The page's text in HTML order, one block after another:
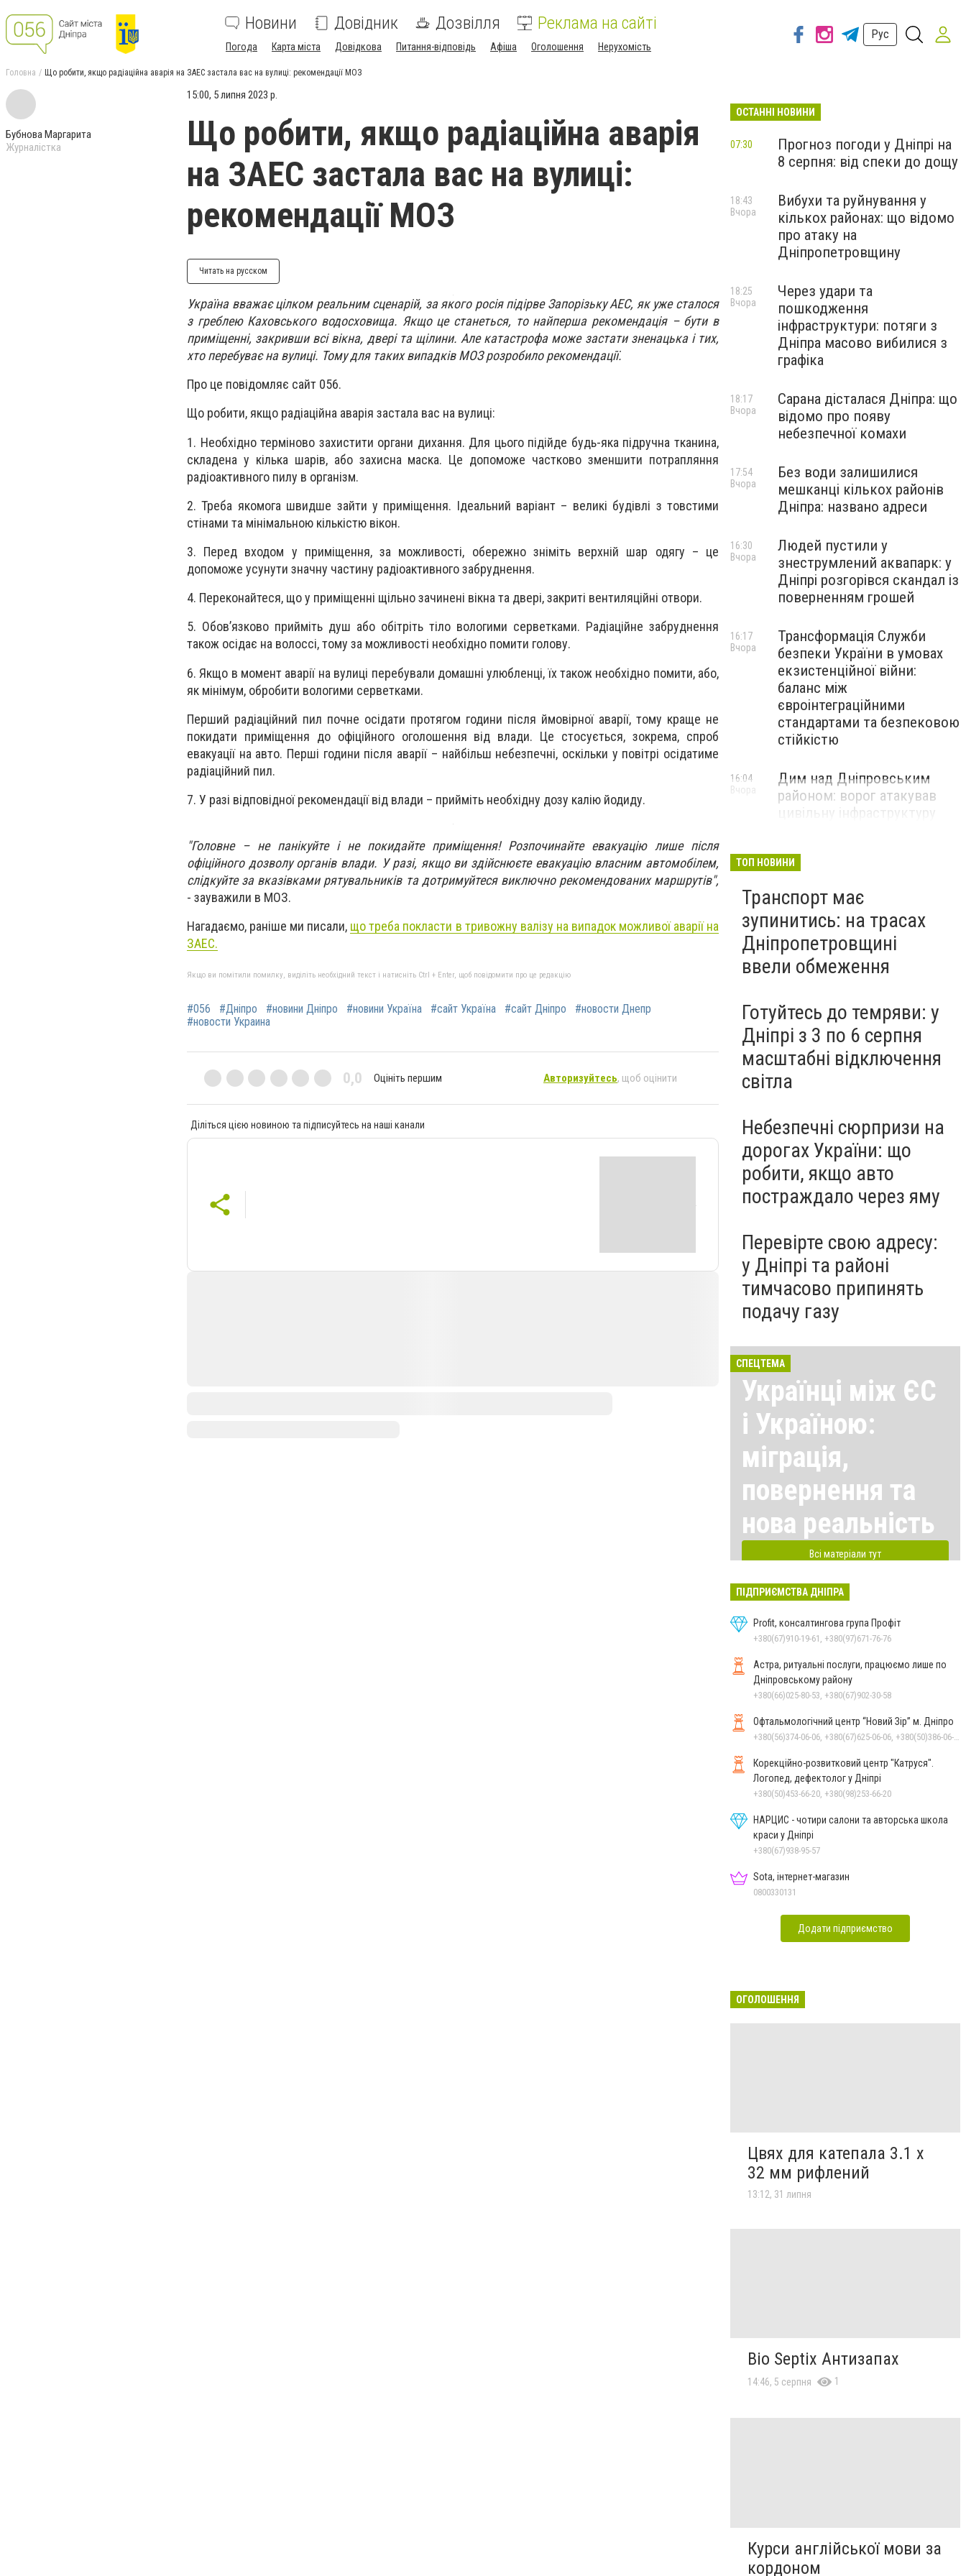
Новини Довідник Дозвілля Реклама на сайті
Погода Карта міста Довідкова Питання-відповідь Афіша Оголошення Нерухомість
Рус
Головна Що робити, якщо радіаційна аварія на ЗАЕС застала вас на вулиці: рекомендації МОЗ
Бубнова Маргарита
Журналістка
15:00, 5 липня 2023 р.
Що робити, якщо радіаційна аварія
на ЗАЕС застала вас на вулиці:
рекомендації МОЗ
Читать на русском
Україна вважає цілком реальним сценарій, за якого росія підірве Запорізьку АЕС, як уже сталося
з греблею Каховського водосховища. Якщо це станеться, то найперша рекомендація – бути в
приміщенні, закривши всі вікна, двері та щілини. Але катастрофа може застати зненацька і тих,
хто перебуває на вулиці. Тому для таких випадків МОЗ розробило рекомендації.
Про це повідомляє сайт 056.
Що робити, якщо радіаційна аварія застала вас на вулиці:
1. Необхідно терміново захистити органи дихання. Для цього підійде будь-яка підручна тканина,
складена у кілька шарів, або захисна маска. Це допоможе частково зменшити потрапляння
радіоактивного пилу в організм.
2. Треба якомога швидше зайти у приміщення. Ідеальний варіант – великі будівлі з товстими
стінами та мінімальною кількістю вікон.
3. Перед входом у приміщення, за можливості, обережно зніміть верхній шар одягу – це
допоможе усунути значну частину радіоактивного забруднення.
4. Переконайтеся, що у приміщенні щільно зачинені вікна та двері, закриті вентиляційні отвори.
5. Обовʼязково прийміть душ або обітріть тіло вологими серветками. Радіаційне забруднення
також осідає на волоссі, тому за можливості необхідно помити голову.
6. Якщо в момент аварії на вулиці перебували домашні улюбленці, їх також необхідно помити, або,
як мінімум, обробити вологими серветками.
Перший радіаційний пил почне осідати протягом години після ймовірної аварії, тому краще не
покидати приміщення до офіційного оголошення від влади. Це стосується, зокрема, спроб
евакуації на авто. Перші години після аварії – найбільш небезпечні, оскільки у повітрі осідатиме
радіаційний пил.
7. У разі відповідної рекомендації від влади – прийміть необхідну дозу калію йодиду.
"Головне – не панікуйте і не покидайте приміщення! Розпочинайте евакуацію лише після
офіційного дозволу органів влади. У разі, якщо ви здійснюєте евакуацію власним автомобілем,
слідкуйте за вказівками рятувальників та дотримуйтеся виключно рекомендованих маршрутів",
- зауважили в МОЗ.
Нагадаємо, раніше ми писали, що треба покласти в тривожну валізу на випадок можливої аварії на
ЗАЕС.
Якщо ви помітили помилку, виділіть необхідний текст і натисніть Ctrl + Enter, щоб повідомити про це редакцію
#056 #Дніпро #новини Дніпро #новини Україна #сайт Україна #сайт Дніпро
#новости Днепр
#новости Украина
0,0 Оцініть першим Авторизуйтесь, щоб оцінити
Діліться цією новиною та підписуйтесь на наші канали
ОСТАННІ НОВИНИ
Прогноз погоди у Дніпрі на
8 серпня: від спеки до дощу
07:30
Вибухи та руйнування у
кількох районах: що відомо
про атаку на
Дніпропетровщину
18:43
Вчора
Через удари та
пошкодження
інфраструктури: потяги з
Дніпра масово вибилися з
графіка
18:25
Вчора
Сарана дісталася Дніпра: що
відомо про появу
небезпечної комахи
18:17
Вчора
Без води залишилися
мешканці кількох районів
Дніпра: названо адреси
17:54
Вчора
Людей пустили у
знеструмлений аквапарк: у
Дніпрі розгорівся скандал із
поверненням грошей
16:30
Вчора
Трансформація Служби
безпеки України в умовах
екзистенційної війни:
баланс між
євроінтеграційними
стандартами та безпековою
стійкістю
16:17
Вчора
Дим над Дніпровським
районом: ворог атакував
16:04
Вчора
ТОП НОВИНИ
Транспорт має
зупинитись: на трасах
Дніпропетровщині
ввели обмеження
Готуйтесь до темряви: у
Дніпрі з 3 по 6 серпня
масштабні відключення
світла
Небезпечні сюрпризи на
дорогах України: що
робити, якщо авто
постраждало через яму
Перевірте свою адресу:
у Дніпрі та районі
тимчасово припинять
подачу газу
СПЕЦТЕМА
Українці між ЄС
і Україною:
міграція,
повернення та
нова реальність
Всі матеріали тут
ПІДПРИЄМСТВА ДНІПРА
Profit, консалтингова група Профіт
+380(67)910-19-61, +380(97)671-76-76
Астра, ритуальні послуги, працюємо лише по
Дніпровському району
+380(66)025-80-53, +380(67)902-30-58
Офтальмологічний центр “Новий Зір” м. Дніпро
Корекційно-розвитковий центр "Катруся".
Логопед, дефектолог у Дніпрі
+380(50)453-66-20, +380(98)253-66-20
НАРЦИС - чотири салони та авторська школа
краси у Дніпрі
+380(67)938-95-57
Sota, інтернет-магазин
0800330131
Додати підприємство
ОГОЛОШЕННЯ
Цвях для катепала 3.1 х
32 мм рифлений
13:12, 31 липня
Bio Septix Антизапах
14:46, 5 серпня 1
Курси англійської мови за
кордоном